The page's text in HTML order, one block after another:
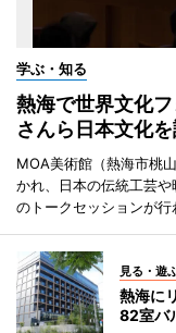
学ぶ・知る
熱海で世界文化
さんら日本文化
MOA美術館（熱海市桃
かれ、日本の伝統工芸
のトークセッションが行
見る・遊
熱海に
82室バ